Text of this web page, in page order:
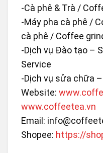
-Cà phê & Trà /
-Máy pha cà phê /
cà phê / Coffee
-Dịch vụ Đào tạo –
Service
-Dịch vụ sửa chữa
Website:
www.coffeetea.vn
Email:
Shopee: https://